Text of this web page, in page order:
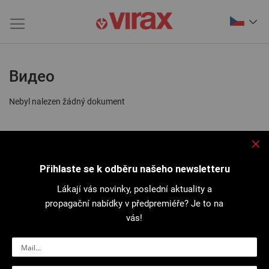
Видео
Nebyl nalezen žádný dokument
Přihlaste se k odběru našeho newsletteru
Lákají vás novinky, poslední aktuality a
propagační nabídky v předpremiéře? Je to na
vás!